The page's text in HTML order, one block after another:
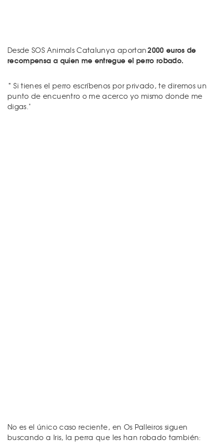
Desde SOS Animals Catalunya aportan2000 euros de
recompensa a quien me entregue el perro robado.
" Si tienes el perro escríbenos por privado, te diremos un
punto de encuentro o me acerco yo mismo donde me
digas."
No es el único caso reciente, en Os Palleiros siguen
buscando a Iris, la perra que les han robado también: